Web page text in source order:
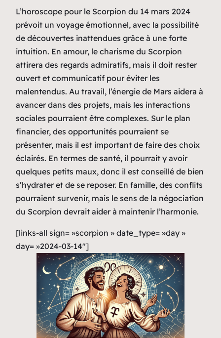
L’horoscope pour le Scorpion du 14 mars 2024
prévoit un voyage émotionnel, avec la possibilité
de découvertes inattendues grâce à une forte
intuition. En amour, le charisme du Scorpion
attirera des regards admiratifs, mais il doit rester
ouvert et communicatif pour éviter les
malentendus. Au travail, l’énergie de Mars aidera à
avancer dans des projets, mais les interactions
sociales pourraient être complexes. Sur le plan
financier, des opportunités pourraient se
présenter, mais il est important de faire des choix
éclairés. En termes de santé, il pourrait y avoir
quelques petits maux, donc il est conseillé de bien
s’hydrater et de se reposer. En famille, des conflits
pourraient survenir, mais le sens de la négociation
du Scorpion devrait aider à maintenir l’harmonie.
[links-all sign= »scorpion » date_type= »day »
day= »2024-03-14″]